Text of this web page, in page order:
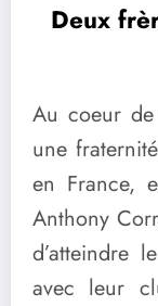
Deux
Au coeur
une
en France,
Anthony
d’atteindre
avec leur